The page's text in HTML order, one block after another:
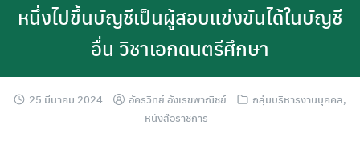
หนึ่งไปขึ้นบัญชีเป็นผู้สอบแข่งขันได้ในบัญชี
อื่น วิชาเอกดนตรีศึกษา
25 มีนาคม 2024 อัครวิทย์ อังเรขพาณิชย์ กลุ่มบริหารงานบุคคล,
หนังสือราชการ